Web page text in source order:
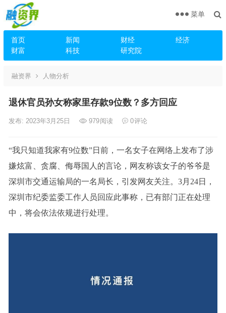
首页 新闻 财经
经济
财富
科技 研究院
菜单
融资界 人物分析
退休官员孙女称家里存款9位数？多方回应
发布: 2023年3月25日 979阅读 0评论
“我只知道我家有9位数”日前，一名女子在网络上发布了涉
嫌炫富、贪腐、侮辱国人的言论，网友称该女子的爷爷是
深圳市交通运输局的一名局长，引发网友关注。3月24日，
深圳市纪委监委工作人员回应此事称，已有部门正在处理
中，将会依法依规进行处理。